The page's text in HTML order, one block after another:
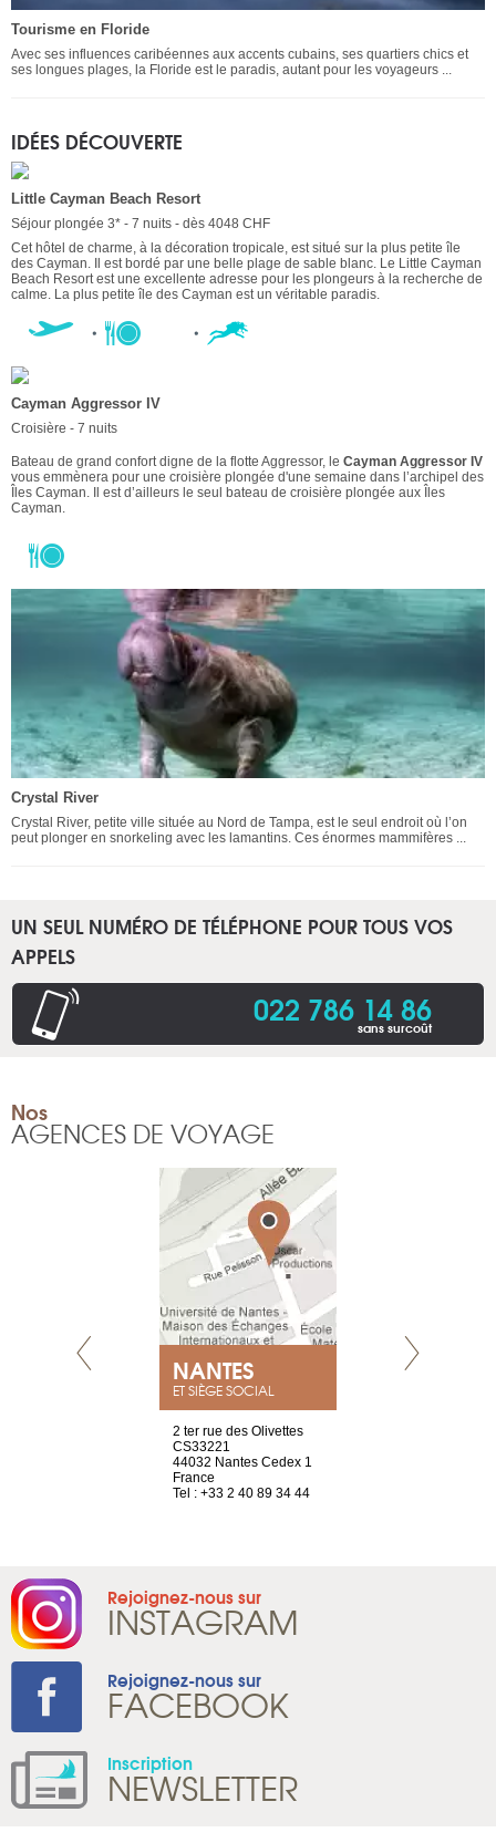
Tourisme en Floride
Avec ses influences caribéennes aux accents cubains, ses quartiers chics et
ses longues plages, la Floride est le paradis, autant pour les voyageurs ...
IDÉES DÉCOUVERTE
Little Cayman Beach Resort
Séjour plongée 3* - 7 nuits - dès 4048 CHF
Cet hôtel de charme, à la décoration tropicale, est situé sur la plus petite île
des Cayman. Il est bordé par une belle plage de sable blanc. Le Little Cayman
Beach Resort est une excellente adresse pour les plongeurs à la recherche de
calme. La plus petite île des Cayman est un véritable paradis.
Cayman Aggressor IV
Croisière - 7 nuits
Bateau de grand confort digne de la flotte Aggressor, le Cayman Aggressor IV
vous emmènera pour une croisière plongée d'une semaine dans l’archipel des
Îles Cayman. Il est d’ailleurs le seul bateau de croisière plongée aux Îles
Cayman.
Crystal River
Crystal River, petite ville située au Nord de Tampa, est le seul endroit où l’on
peut plonger en snorkeling avec les lamantins. Ces énormes mammifères ...
UN SEUL NUMÉRO DE TÉLÉPHONE POUR TOUS VOS
APPELS
022 786 14 86
sans surcoût
Nos
AGENCES DE VOYAGE
NANTES
ET SIÈGE SOCIAL
2 ter rue des Olivettes
CS33221
44032 Nantes Cedex 1
France
Tel : +33 2 40 89 34 44
Rejoignez-nous sur
INSTAGRAM
Rejoignez-nous sur
FACEBOOK
Inscription
NEWSLETTER